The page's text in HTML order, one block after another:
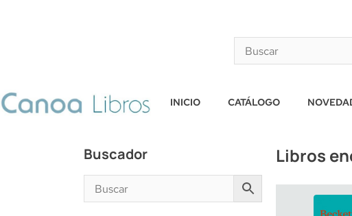
INICIO CATÁLOGO
Buscador Libros